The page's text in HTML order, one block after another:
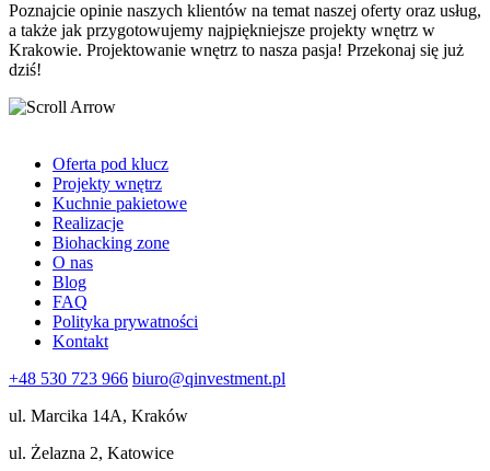
Poznajcie opinie naszych klientów na temat naszej oferty oraz usług,
a także jak przygotowujemy najpiękniejsze projekty wnętrz w
Krakowie. Projektowanie wnętrz to nasza pasja! Przekonaj się już
dziś!
Oferta pod klucz
Projekty wnętrz
Kuchnie pakietowe
Realizacje
Biohacking zone
O nas
Blog
FAQ
Polityka prywatności
Kontakt
+48 530 723 966 biuro@qinvestment.pl
ul. Marcika 14A, Kraków
ul. Żelazna 2, Katowice